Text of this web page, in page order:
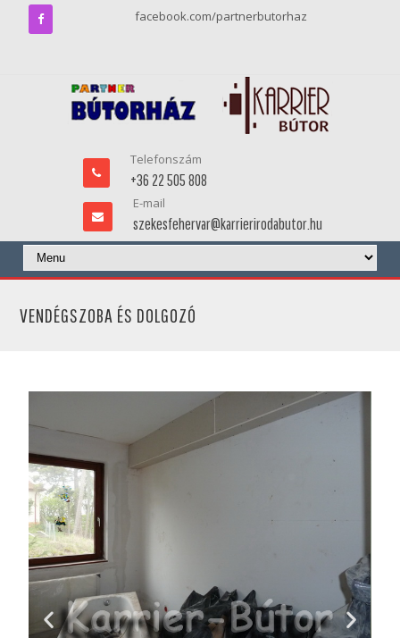
facebook.com/partnerbutorhaz
Telefonszám
+36 22 505 808
E-mail
szekesfehervar@karrierirodabutor.hu
VENDÉGSZOBA ÉS DOLGOZÓ